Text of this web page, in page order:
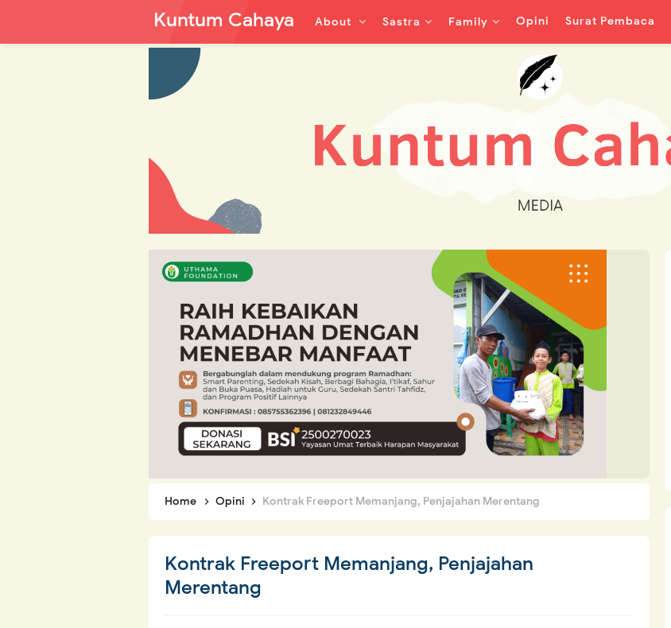
Kuntum Cahaya About Sastra Family Opini Surat Pembaca
Home Opini Kontrak Freeport Memanjang, Penjajahan Merentang
Kontrak Freeport Memanjang, Penjajahan
Merentang